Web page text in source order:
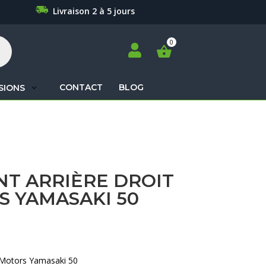
Livraison 2 à 5 jours

CONTACT BLOG
ARRIÈRE DROIT
YAMASAKI 50
Yamasaki 50